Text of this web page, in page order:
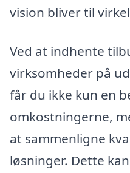
vision bliver til
Ved at indhente
virksomheder på
får du ikke kun en
omkostningerne,
at sammenligne
løsninger. Dette